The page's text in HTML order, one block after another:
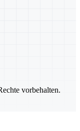
vorbehalten.